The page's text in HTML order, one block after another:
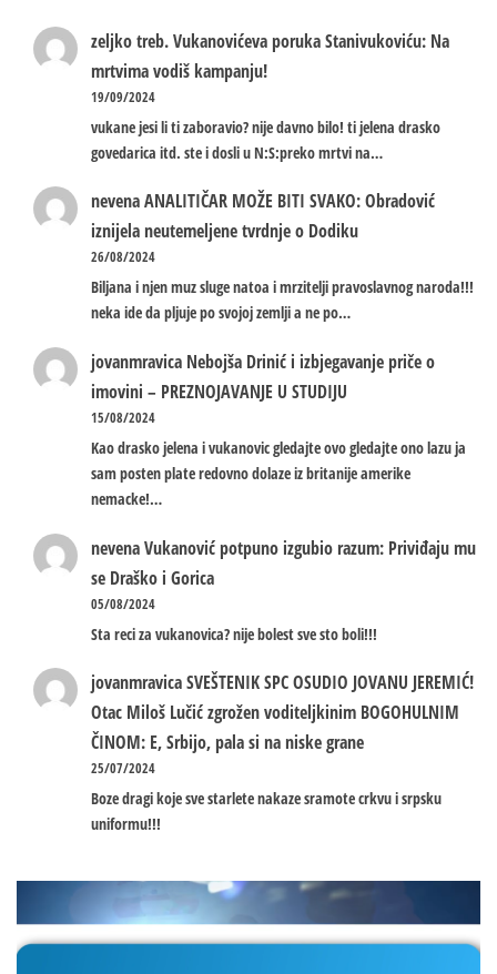
zeljko treb.Vukanovićeva poruka Stanivukoviću: Na
mrtvima vodiš kampanju!
19/09/2024
vukane jesi li ti zaboravio? nije davno bilo! ti jelena drasko
govedarica itd. ste i dosli u N:S:preko mrtvi na…
nevenaANALITIČAR MOŽE BITI SVAKO: Obradović
iznijela neutemeljene tvrdnje o Dodiku
26/08/2024
Biljana i njen muz sluge natoa i mrzitelji pravoslavnog naroda!!!
neka ide da pljuje po svojoj zemlji a ne po…
jovanmravica Nebojša Drinić i izbjegavanje priče o
imovini – PREZNOJAVANJE U STUDIJU
15/08/2024
Kao drasko jelena i vukanovic gledajte ovo gledajte ono lazu ja
sam posten plate redovno dolaze iz britanije amerike
nemacke!…
nevenaVukanović potpuno izgubio razum: Priviđaju mu
se Draško i Gorica
05/08/2024
Sta reci za vukanovica? nije bolest sve sto boli!!!
jovanmravicaSVEŠTENIK SPC OSUDIO JOVANU JEREMIĆ!
Otac Miloš Lučić zgrožen voditeljkinim BOGOHULNIM
ČINOM: E, Srbijo, pala si na niske grane
25/07/2024
Boze dragi koje sve starlete nakaze sramote crkvu i srpsku
uniformu!!!